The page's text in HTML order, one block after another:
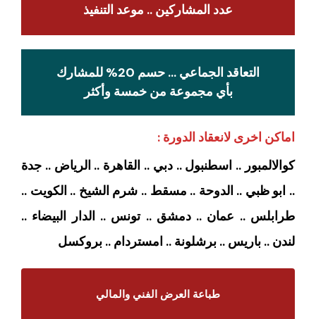
عدد المشاركين .. موعد التنفيذ
التعاقد الجماعي … حسم 20% للمشارك
بأي مجموعة من خمسة وأكثر
اماكن اخرى لانعقاد الدورة :
كوالالمبور .. اسطنبول .. دبي .. القاهرة .. الرياض .. جدة
.. ابو ظبي .. الدوحة .. مسقط .. شرم الشيخ .. الكويت ..
طرابلس .. عمان .. دمشق .. تونس .. الدار البيضاء ..
لندن .. باريس .. برشلونة .. امستردام .. بروكسل
طباعة العرض الفني والمالي